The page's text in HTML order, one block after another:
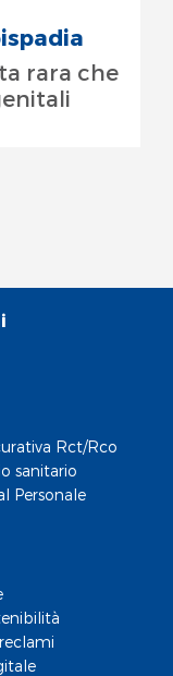
rara che
Rct/Rco
sanitario
Personale